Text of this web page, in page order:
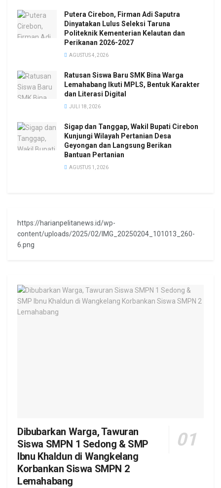
Putera Cirebon, Firman Adi Saputra
Dinyatakan Lulus Seleksi Taruna
Politeknik Kementerian Kelautan dan
Perikanan 2026-2027
AGUSTUS 4, 2026
Ratusan Siswa Baru SMK Bina Warga
Lemahabang Ikuti MPLS, Bentuk Karakter
dan Literasi Digital
JULI 18, 2026
Sigap dan Tanggap, Wakil Bupati Cirebon
Kunjungi Wilayah Pertanian Desa
Geyongan dan Langsung Berikan
Bantuan Pertanian
AGUSTUS 1, 2026
https://harianpelitanews.id/wp-
content/uploads/2025/02/IMG_20250204_101013_260-
6.png
Dibubarkan Warga, Tawuran
Siswa SMPN 1 Sedong & SMP
Ibnu Khaldun di Wangkelang
Korbankan Siswa SMPN 2
Lemahabang